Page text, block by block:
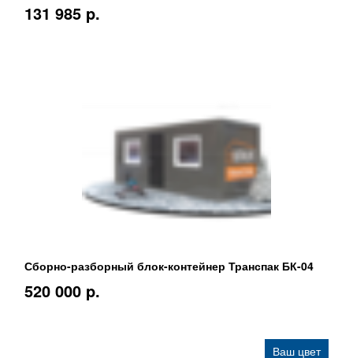
131 985 p.
Сборно-разборный блок-контейнер Транспак БК-04
520 000 p.
Ваш цвет